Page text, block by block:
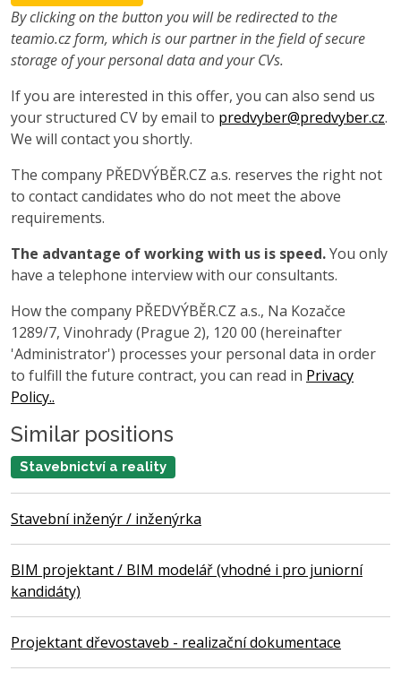
By clicking on the button you will be redirected to the
teamio.cz form, which is our partner in the field of secure
storage of your personal data and your CVs.
If you are interested in this offer, you can also send us
your structured CV by email to predvyber@predvyber.cz.
We will contact you shortly.
The company PŘEDVÝBĚR.CZ a.s. reserves the right not
to contact candidates who do not meet the above
requirements.
The advantage of working with us is speed.You only
have a telephone interview with our consultants.
How the company PŘEDVÝBĚR.CZ a.s., Na Kozačce
1289/7, Vinohrady (Prague 2), 120 00 (hereinafter
'Administrator') processes your personal data in order
to fulfill the future contract, you can read in Privacy
Policy..
Similar positions
Stavebnictví a reality
Stavební inženýr / inženýrka
BIM projektant / BIM modelář (vhodné i pro juniorní
kandidáty)
Projektant dřevostaveb - realizační dokumentace